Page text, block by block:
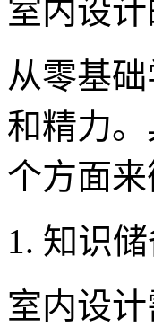
室内设计
从零基
和精力
个方面
1. 知识
室内设